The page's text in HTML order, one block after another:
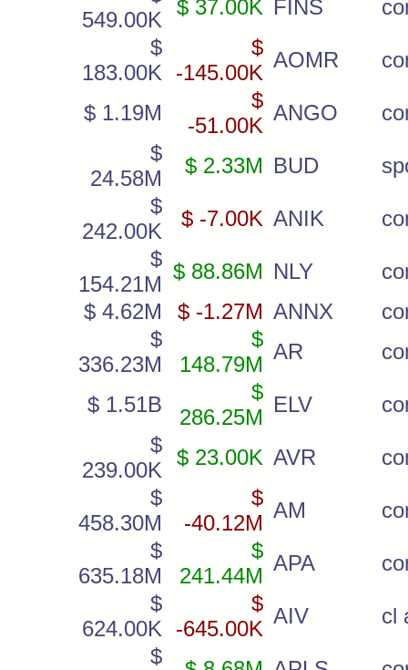
549.00K
$ 37.00K FINS
$
183.00K
$
-145.00K
AOMR
$ 1.19M
$
-51.00K
ANGO
$
24.58M
$ 2.33M BUD
$
242.00K
$ -7.00K ANIK
$
154.21M
$ 88.86M NLY
$ 4.62M
$ -1.27M ANNX
$
336.23M
$
148.79M
AR
$ 1.51B
$
286.25M
ELV
$
239.00K
$ 23.00K AVR
$
458.30M
$
-40.12M
AM
$
635.18M
$
241.44M
APA
$
624.00K
$
-645.00K
AIV
cl
$